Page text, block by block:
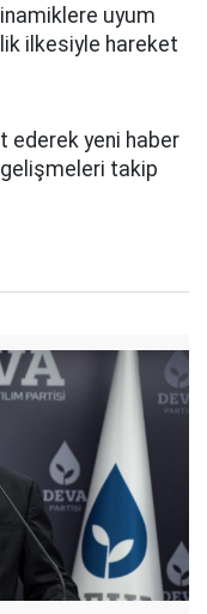
uyum
ilkesiyle hareket
ederek yeni haber
takip